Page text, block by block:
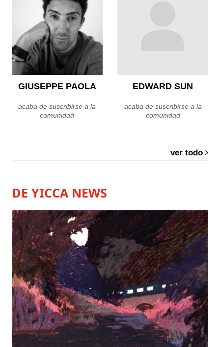
GIUSEPPE PAOLA
acaba de suscribirse a la
comunidad
EDWARD SUN
acaba de suscribirse a la
comunidad
ver todo
DE YICCA NEWS